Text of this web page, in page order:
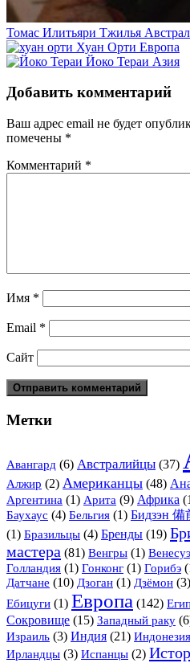
Томас Илитьяри Тжилья
Хуан Орти Европа
Йоко Тераи Азия
Добавить комментарий
Ваш адрес email не будет
помечены *
Комментарий *
Имя *
Email *
Сайт
Метки
Авангард (6) Австралийцы (37)
Алжир (2) Американцы (48)
Аргентина (1) Арита (9) Африка
Баухаус (4) Бельгия (1) Бидзэн 備
(1) Бразильцы (4) Бренды (19)
мастера (81) Венгры (1)
Голландия (1) Гонконг (1) Горибэ
Датчане (10) Дзоган (1) Дзёмон (3)
Ебицуги (1) Европа (142)
Сокровище (15) Западный раку
Израиль (3) Индия (21) Индонезия
Ирландцы (3) Испанцы (2)